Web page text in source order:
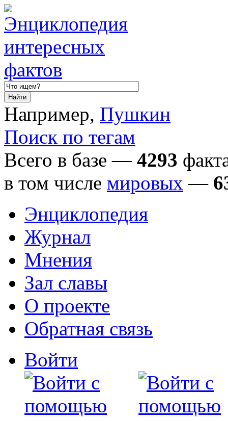
Например, Пушкин
Поиск по тегам
Всего в базе — 4293
в том числе мировых —
Энциклопедия
Журнал
Мнения
Зал славы
О проекте
Обратная связь
Войти